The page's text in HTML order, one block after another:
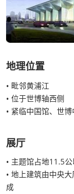
地理位置
• 毗邻黄浦江
• 位于世博轴西侧
• 紧临中国馆、世
展厅
• 主题馆占地11.5
• 地上建筑由中央
成